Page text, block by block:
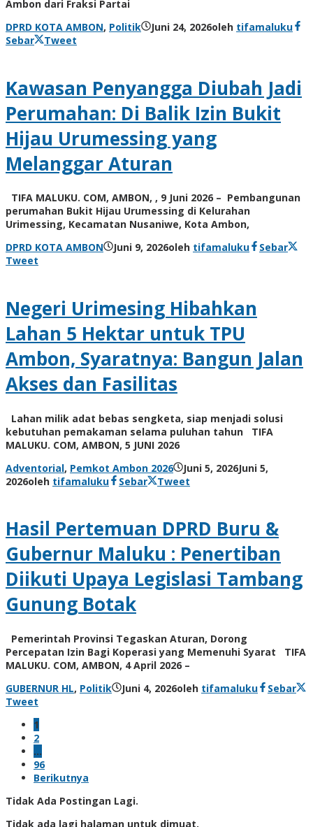
Ambon dari Fraksi Partai
DPRD KOTA AMBON, Politik Juni 24, 2026oleh tifamaluku
Sebar
Tweet
Kawasan Penyangga Diubah Jadi
Perumahan: Di Balik Izin Bukit
Hijau Urumessing yang
Melanggar Aturan
TIFA MALUKU. COM, AMBON, , 9 Juni 2026 – Pembangunan
perumahan Bukit Hijau Urumessing di Kelurahan
Urimessing, Kecamatan Nusaniwe, Kota Ambon,
DPRD KOTA AMBON
Juni 9, 2026oleh tifamaluku
Sebar
Tweet
Negeri Urimesing Hibahkan
Lahan 5 Hektar untuk TPU
Ambon, Syaratnya: Bangun Jalan
Akses dan Fasilitas
Lahan milik adat bebas sengketa, siap menjadi solusi
kebutuhan pemakaman selama puluhan tahun TIFA
MALUKU. COM, AMBON, 5 JUNI 2026
Adventorial, Pemkot Ambon 2026 Juni 5, 2026Juni 5,
2026oleh tifamaluku Sebar Tweet
Hasil Pertemuan DPRD Buru &
Gubernur Maluku : Penertiban
Diikuti Upaya Legislasi Tambang
Gunung Botak
Pemerintah Provinsi Tegaskan Aturan, Dorong
Percepatan Izin Bagi Koperasi yang Memenuhi Syarat TIFA
MALUKU. COM, AMBON, 4 April 2026 –
GUBERNUR HL, Politik Juni 4, 2026oleh tifamaluku
Sebar
Tweet
1
2
…
96
Berikutnya
Tidak Ada Postingan Lagi.
Tidak ada lagi halaman untuk dimuat.